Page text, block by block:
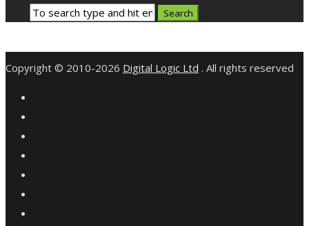
Copyright © 2010-2026 Digital Logic Ltd . All rights reserved